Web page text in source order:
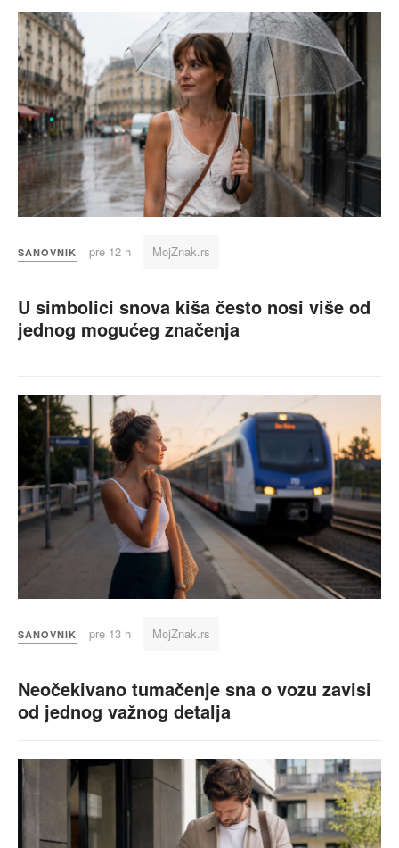
SANOVNIK pre 12 h MojZnak.rs
U simbolici snova kiša često nosi više od
jednog mogućeg značenja
SANOVNIK pre 13 h MojZnak.rs
Neočekivano tumačenje sna o vozu zavisi
od jednog važnog detalja